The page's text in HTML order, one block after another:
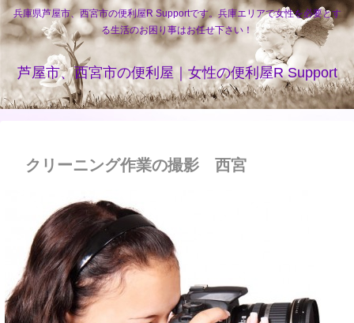
兵庫県芦屋市、西宮市の便利屋R Supportです。兵庫エリアで女性を必要とす
る生活のお困り事はお任せ下さい！
芦屋市、西宮市の便利屋｜女性の便利屋R Support
クリーニング作業の撮影 西宮